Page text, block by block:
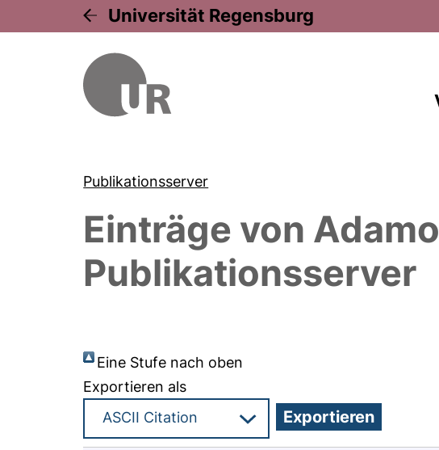
Universität Regensburg
Publikationsserver
Einträge von
Publikationsserver
Eine Stufe nach oben
Exportieren als